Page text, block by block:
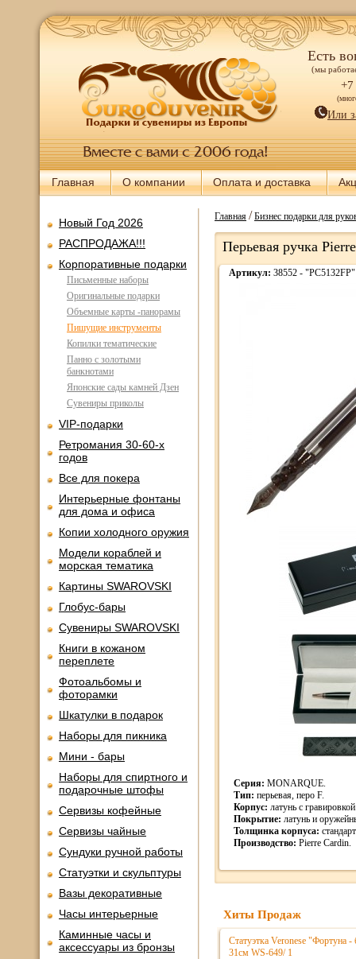
Есть
(мы
+7
Или
Главная О компании Оплата и доставка
Новый Год 2026
РАСПРОДАЖА!!!
Корпоративные подарки
Письменные наборы
Оригинальные подарки
Объемные карты -панорамы
Пишущие инструменты
Копилки тематические
Панно с золотыми
банкнотами
Японские сады камней Дзен
Сувениры приколы
VIP-подарки
Ретромания 30-60-х
годов
Все для покера
Интерьерные фонтаны
для дома и офиса
Копии холодного оружия
Модели кораблей и
морская тематика
Картины SWAROVSKI
Глобус-бары
Сувениры SWAROVSKI
Книги в кожаном
переплете
Фотоальбомы и
фоторамки
Шкатулки в подарок
Наборы для пикника
Мини - бары
Наборы для спиртного и
подарочные штофы
Сервизы кофейные
Сервизы чайные
Сундуки ручной работы
Статуэтки и скульптуры
Вазы декоративные
Часы интерьерные
Каминные часы и
аксессуары из бронзы
Главная/Бизнес подарки для
Перьевая ручка
Артикул: 38552 - "PC5132FP"
Серия: MONARQUE.
Тип: перьевая, перо F.
Корпус: латунь с
Покрытие: латунь и
Толщинка корпуса:
Производство: Pierre Cardin.
Хиты Продаж
Статуэтка Veronese "Фортуна
31см WS-649/ 1